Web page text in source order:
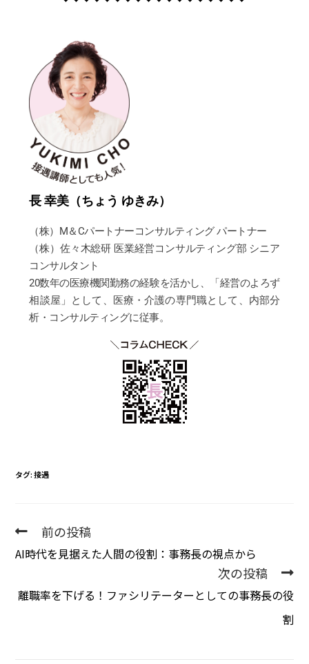
長 幸美（ちょう ゆきみ）
（株）M＆Cパートナーコンサルティング パートナー
（株）佐々木総研 医業経営コンサルティング部 シニア
コンサルタント
20数年の医療機関勤務の経験を活かし、「経営のよろず
相談屋」として、医療・介護の専門職として、内部分
析・コンサルティングに従事。
タグ:接遇
前の投稿
AI時代を見据えた人間の役割：事務長の視点から
次の投稿
離職率を下げる！ファシリテーターとしての事務長の役
割